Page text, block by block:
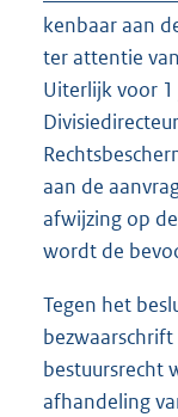
kenbaar aan
ter attentie
Uiterlijk voor
aan de
afwijzing op
wordt de
Tegen het
bestuursrecht
afhandeling